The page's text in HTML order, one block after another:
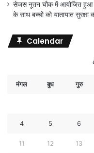
सेजस नूतन चौक में आयोजित हुआ
के साथ बच्चों को यातायात सुरक्षा
Calendar
मंगल बुध गुरु
4 5 6
11 12 13